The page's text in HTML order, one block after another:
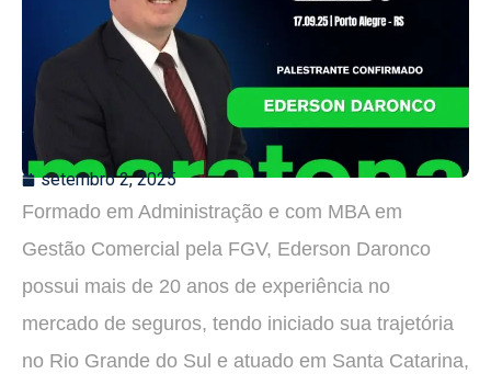
setembro 2, 2025
Formado em Administração e com MBA em
Gestão Comercial pela FGV, Ederson Daronco
possui mais de 20 anos de experiência no
mercado de seguros, tendo iniciado sua trajetória
no Rio Grande do Sul e atuado em Santa Catarina,